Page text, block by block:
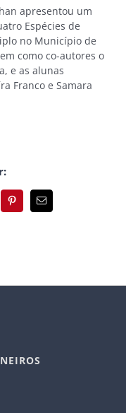
apresentou um
Espécies de
no Município de
como co-autores o
e as alunas
Franco e Samara
Pinterest
E-
mail